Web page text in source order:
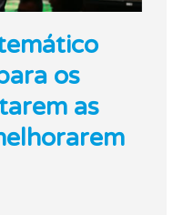
os
as